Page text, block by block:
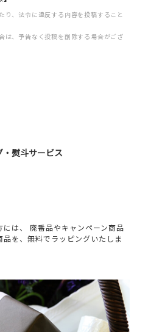
り、法令に違反する内容を投稿すること
は、予告なく投稿を削除する場合がござ
・熨斗サービス
は、 廃番品やキャンペーン商品
品を、無料でラッピングいたしま